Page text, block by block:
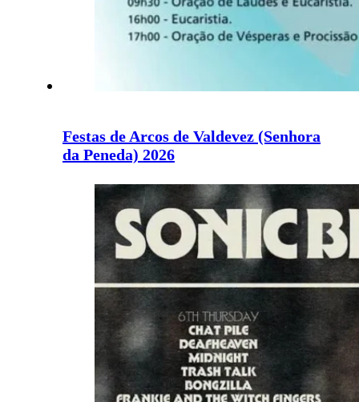
Festas de Arcos de Valdevez (Senhora
da Peneda) 2026